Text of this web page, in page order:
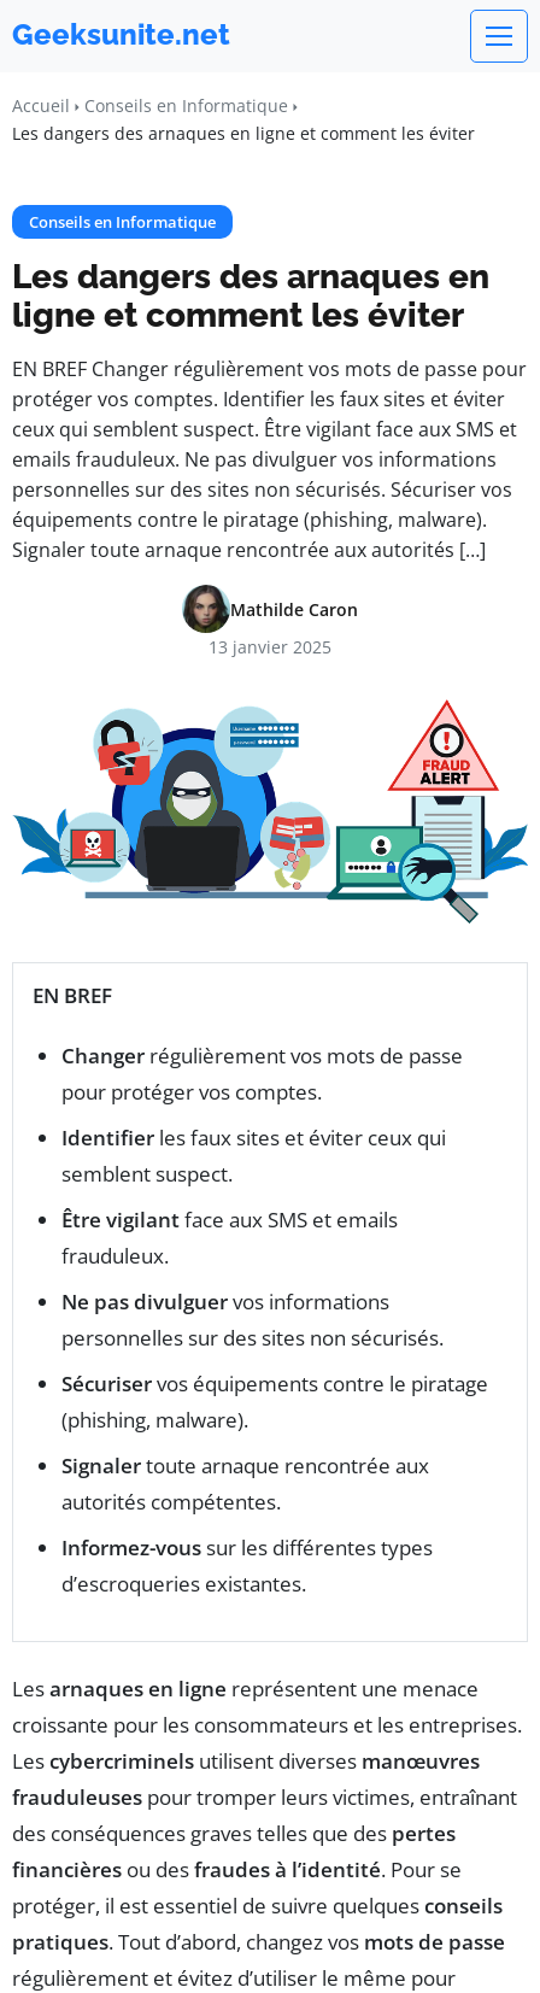
Geeksunite.net
Accueil
Conseils en Informatique
Les dangers des arnaques en ligne et comment les éviter
Conseils en Informatique
Les dangers des arnaques en
ligne et comment les éviter
EN BREF Changer régulièrement vos mots de passe pour
protéger vos comptes. Identifier les faux sites et éviter
ceux qui semblent suspect. Être vigilant face aux SMS et
emails frauduleux. Ne pas divulguer vos informations
personnelles sur des sites non sécurisés. Sécuriser vos
équipements contre le piratage (phishing, malware).
Signaler toute arnaque rencontrée aux autorités […]
Mathilde Caron
13 janvier 2025
EN BREF
Changer régulièrement vos mots de passe
pour protéger vos comptes.
Identifier les faux sites et éviter ceux qui
semblent suspect.
Être vigilantface aux SMS et emails
frauduleux.
Ne pas divulguervos informations
personnelles sur des sites non sécurisés.
Sécuriservos équipements contre le piratage
(phishing, malware).
Signalertoute arnaque rencontrée aux
autorités compétentes.
Informez-voussur les différentes types
d’escroqueries existantes.
Lesarnaques en ligne représentent une menace
croissante pour les consommateurs et les entreprises.
Lescybercriminels utilisent diverses manœuvres
frauduleuses pour tromper leurs victimes, entraînant
des conséquences graves telles que des pertes
financières ou desfraudes à l’identité. Pour se
protéger, il est essentiel de suivre quelquesconseils
pratiques. Tout d’abord, changez vos mots de passe
régulièrement et évitez d’utiliser le même pour